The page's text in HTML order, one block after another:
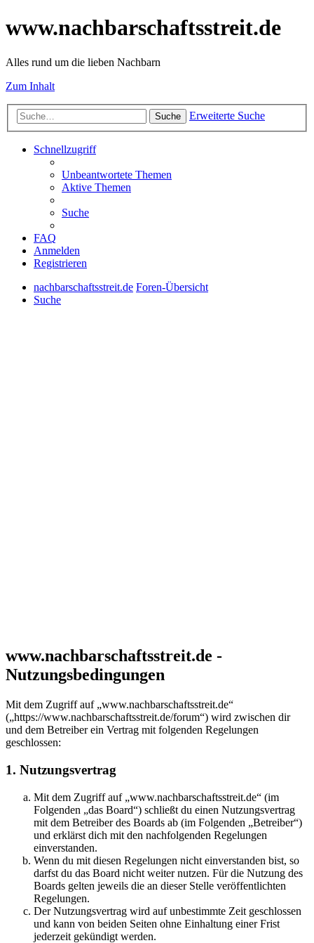
www.nachbarschaftsstreit.de
Alles rund um die lieben Nachbarn
Zum Inhalt
Suche Erweiterte Suche
Schnellzugriff
Unbeantwortete Themen
Aktive Themen
Suche
FAQ
Anmelden
Registrieren
nachbarschaftsstreit.de Foren-Übersicht
Suche
www.nachbarschaftsstreit.de -
Nutzungsbedingungen
Mit dem Zugriff auf „www.nachbarschaftsstreit.de“
(„https://www.nachbarschaftsstreit.de/forum“) wird zwischen dir
und dem Betreiber ein Vertrag mit folgenden Regelungen
geschlossen:
1. Nutzungsvertrag
Mit dem Zugriff auf „www.nachbarschaftsstreit.de“ (im
Folgenden „das Board“) schließt du einen Nutzungsvertrag
mit dem Betreiber des Boards ab (im Folgenden „Betreiber“)
und erklärst dich mit den nachfolgenden Regelungen
einverstanden.
Wenn du mit diesen Regelungen nicht einverstanden bist, so
darfst du das Board nicht weiter nutzen. Für die Nutzung des
Boards gelten jeweils die an dieser Stelle veröffentlichten
Regelungen.
Der Nutzungsvertrag wird auf unbestimmte Zeit geschlossen
und kann von beiden Seiten ohne Einhaltung einer Frist
jederzeit gekündigt werden.